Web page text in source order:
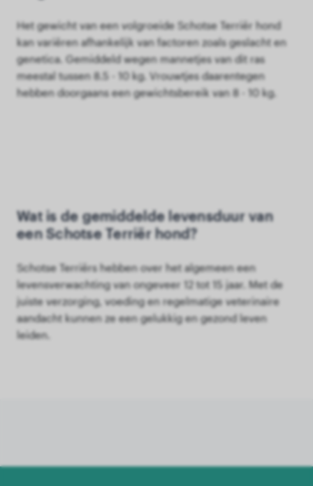
Het gewicht van een volgroeide Schotse Terriër hond
kan variëren afhankelijk van factoren zoals geslacht en
genetica. Gemiddeld wegen mannetjes van dit ras
meestal tussen 8.5 - 10 kg. Vrouwtjes daarentegen
hebben doorgaans een gewichtsbereik van 8 - 10 kg.
Wat is de gemiddelde levensduur van
een Schotse Terriër hond?
Schotse Terriërs hebben over het algemeen een
levensverwachting van ongeveer 12 tot 15 jaar. Met de
juiste verzorging, voeding en regelmatige veterinaire
aandacht kunnen ze een gelukkig en gezond leven
leiden.